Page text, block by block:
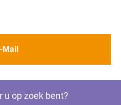
Mail
u op zoek bent?